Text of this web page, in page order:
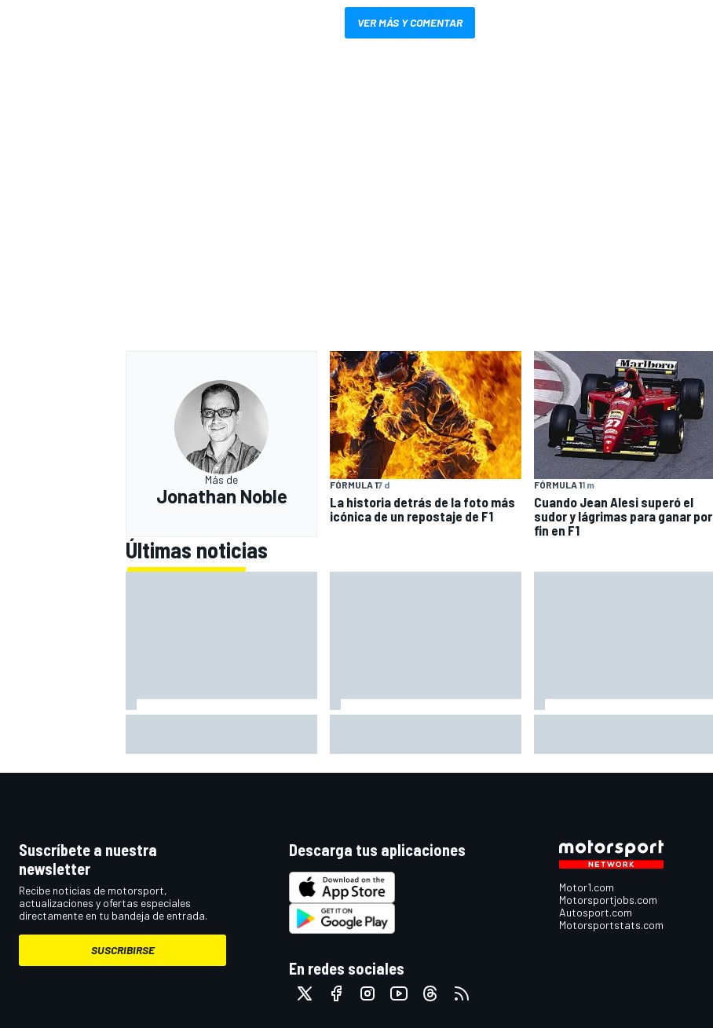
VER MÁS Y COMENTAR
Más de
Jonathan Noble
FÓRMULA 17 d
La historia detrás de la foto más
icónica de un repostaje de F1
FÓRMULA 11 m
Cuando Jean Alesi superó el
sudor y lágrimas para ganar por
fin en F1
Últimas noticias
de 2026
IndyCar
Suscríbete a nuestra
newsletter
Recibe noticias de motorsport,
actualizaciones y ofertas especiales
directamente en tu bandeja de entrada.
SUSCRIBIRSE
Descarga tus aplicaciones
En redes sociales
Motor1.com
Motorsportjobs.com
Autosport.com
Motorsportstats.com